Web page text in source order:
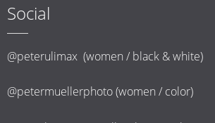
Social
@peterulimax (women / black & white)
@petermuellerphoto (women / color)